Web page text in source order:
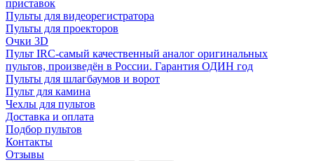
приставок
Пульты для видеорегистратора
Пульты для проекторов
Очки 3D
Пульт IRC-самый качественный аналог оригинальных
пультов, произведён в России. Гарантия ОДИН год
Пульты для шлагбаумов и ворот
Пульт для камина
Чехлы для пультов
Доставка и оплата
Подбор пультов
Контакты
Отзывы